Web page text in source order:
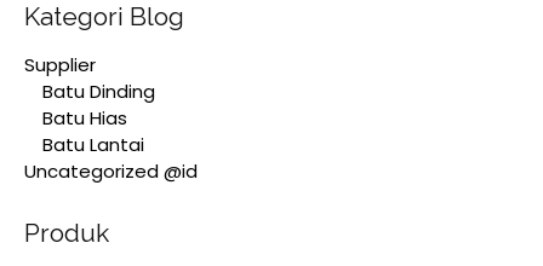
Kategori Blog
Supplier
Batu Dinding
Batu Hias
Batu Lantai
Uncategorized @id
Produk